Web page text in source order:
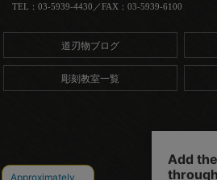
TEL：03-5939-4430／FAX：03-5939-6100
道刃物ブログ
彫刻教室一覧